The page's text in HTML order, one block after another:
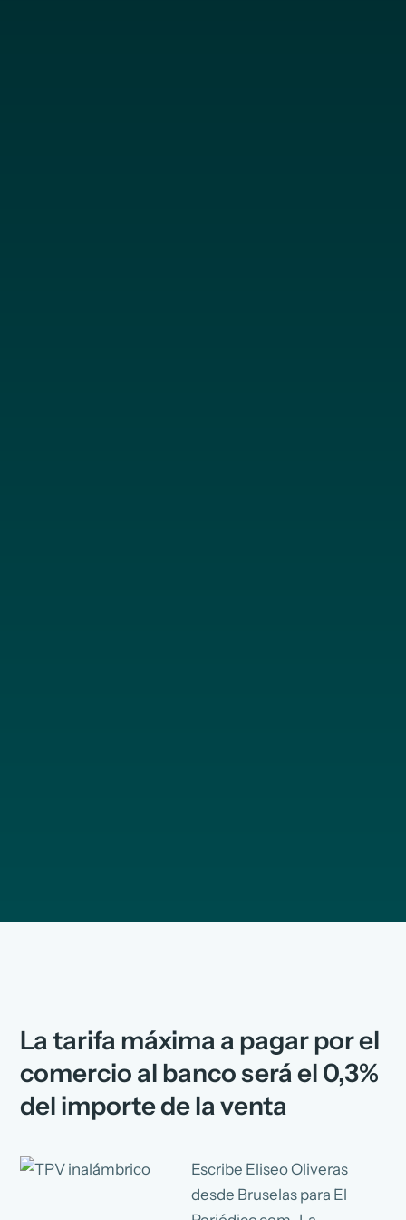
La tarifa máxima a pagar por el
comercio al banco será el 0,3%
del importe de la venta
Escribe Eliseo Oliveras
desde Bruselas para El